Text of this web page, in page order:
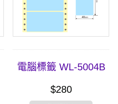
電腦標籤 WL-5004B
$280